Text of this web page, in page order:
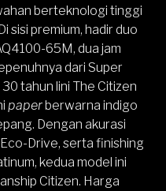
berteknologi tinggi
sisi premium, hadir duo
65M, dua jam
dari Super
tahun lini The Citizen
paperberwarna indigo
Dengan akurasi
Drive, serta finishing
kedua model ini
Citizen. Harga